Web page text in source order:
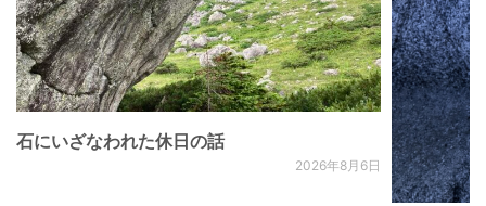
石にいざなわれた休日の話
2026年8月6日